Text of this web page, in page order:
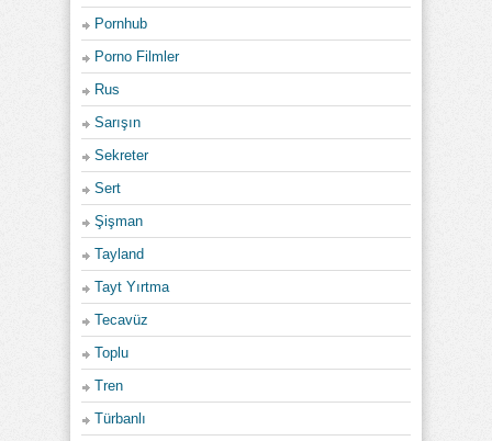
Pornhub
Porno Filmler
Rus
Sarışın
Sekreter
Sert
Şişman
Tayland
Tayt Yırtma
Tecavüz
Toplu
Tren
Türbanlı